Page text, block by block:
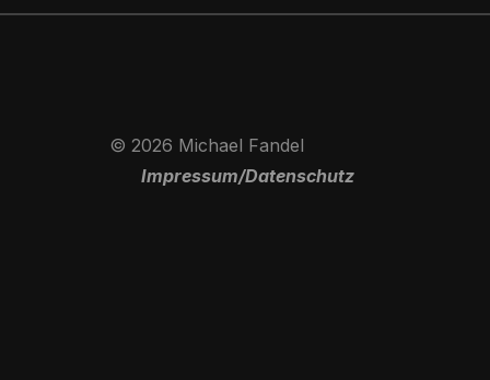
© 2026 Michael Fandel
Impressum/Datenschutz